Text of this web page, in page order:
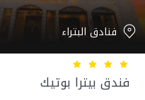
فنادق البتراء
فندق بيترا بوتيك